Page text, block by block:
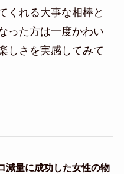
くれる大事な相棒と
った方は一度かわい
しさを実感してみて
減量に成功した女性の物